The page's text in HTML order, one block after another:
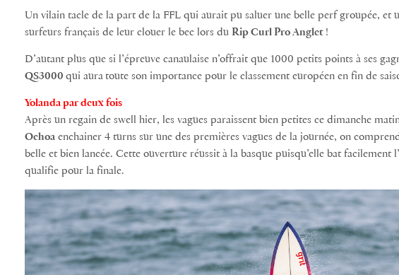
Un vilain tacle de la part de la FFL qui aurait pu saluer une belle perf groupée, et
surfeurs français de leur clouer le bec lors du Rip Curl Pro Anglet !
D’autant plus que si l’épreuve canaulaise n’offrait que 1000 petits points à ses
QS3000 qui auratoute son importance pour le classement européen en fin de
Yolanda par deux fois
Après un regain de swell hier, les vagues paraissent bien petites ce dimanche
Ochoa enchainer 4 turns sur une des premières vagues de la journée, on
belle et bien lancée. Cette ouverture réussit à la basque puisqu’elle bat facilement
qualifie pour la finale.